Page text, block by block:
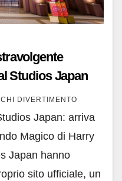
Studios Japan
DIVERTIMENTO
Japan: arriva
Magico di Harry
Japan hanno
sito ufficiale, un